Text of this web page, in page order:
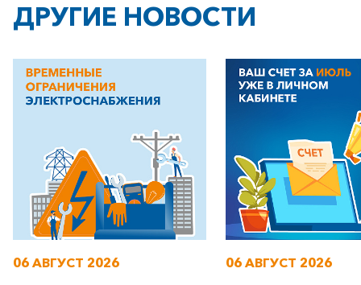
+7-800-700-24-57
Частным клиентам
Корпоративным клиентам
ДРУГИЕ НОВОСТИ
06 АВГУСТ 2026 06 АВГУСТ 2026